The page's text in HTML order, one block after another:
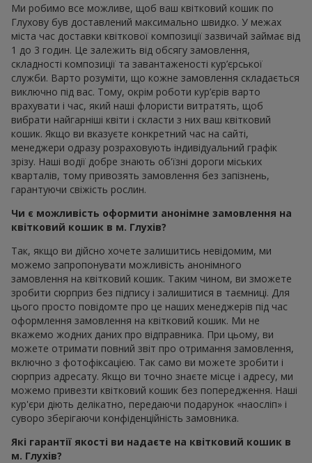
Ми робимо все можливе, щоб ваш квітковий кошик по
Глухову був доставлений максимально швидко. У межах
міста час доставки квіткової композиції зазвичай займає від
1 до 3 годин. Це залежить від обсягу замовлення,
складності композиції та завантаженості кур’єрської
служби. Варто розуміти, що кожне замовлення складається
виключно під вас. Тому, окрім роботи кур’єрів варто
врахувати і час, який наші флористи витратять, щоб
вибрати найгарніші квіти і скласти з них ваш квітковий
кошик. Якщо ви вказуєте конкретний час на сайті,
менеджери одразу розраховують індивідуальний графік
зрізу. Наші водії добре знають об'їзні дороги міських
кварталів, тому привозять замовлення без запізнень,
гарантуючи свіжість рослин.
Чи є можливість оформити анонімне замовлення на
квітковий кошик в м. Глухів?
Так, якщо ви дійсно хочете залишитись невідомим, ми
можемо запропонувати можливість анонімного
замовлення на квітковий кошик. Таким чином, ви зможете
зробити сюрприз без підпису і залишитися в таємниці. Для
цього просто повідомте про це наших менеджерів під час
оформлення замовлення на квітковий кошик. Ми не
вкажемо жодних даних про відправника. При цьому, ви
можете отримати повний звіт про отримання замовлення,
включно з фотофіксацією. Так само ви можете зробити і
сюрприз адресату. Якщо ви точно знаєте місце і адресу, ми
можемо привезти квітковий кошик без попередження. Наші
кур'єри діють делікатно, передаючи подарунок «наосліп» і
суворо зберігаючи конфіденційність замовника.
Які гарантії якості ви надаєте на квітковий кошик в
м. Глухів?